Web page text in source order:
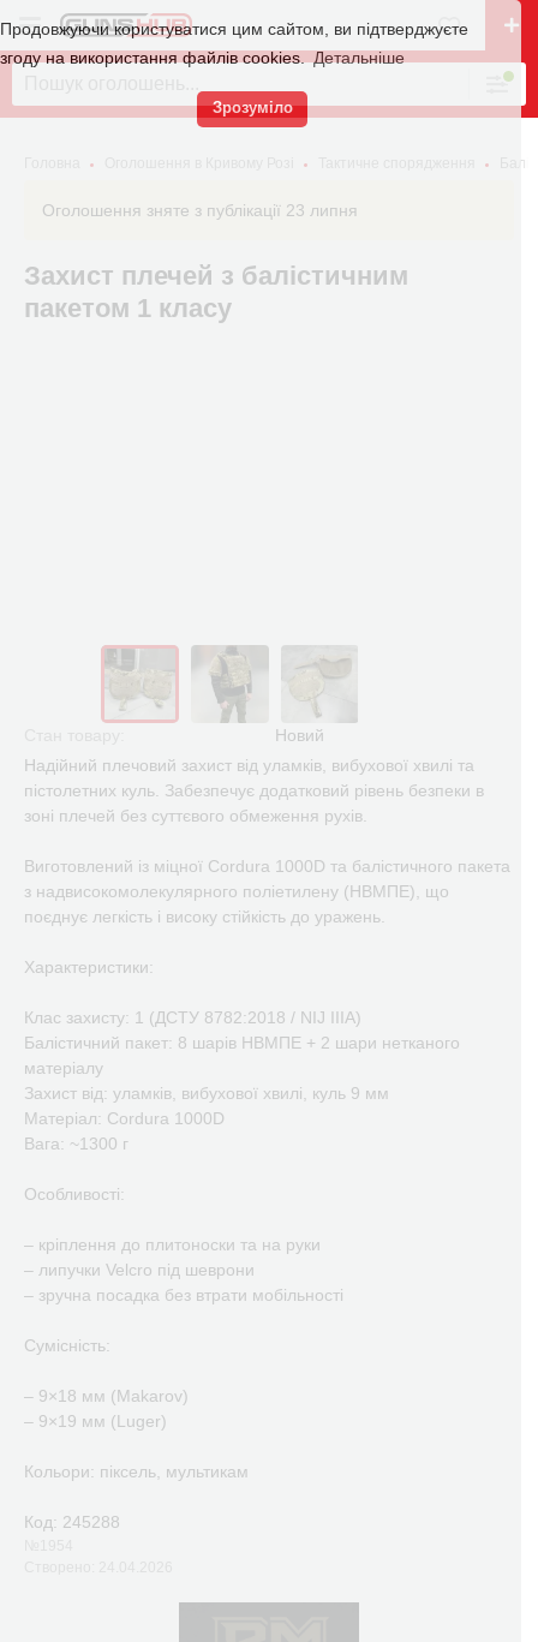
Продовжуючи користуватися цим сайтом, ви підтверджуєте
згоду на використання файлів cookies.
Детальніше
Зрозуміло
Оголошення зняте з публікації 23 липня
Захист плечей з балістичним
пакетом 1 класу
Новий
Надійний плечовий захист від уламків, вибухової хвилі та
пістолетних куль. Забезпечує додатковий рівень безпеки в
зоні плечей без суттєвого обмеження рухів.
Виготовлений із міцної Cordura 1000D та балістичного пакета
з надвисокомолекулярного поліетилену (НВМПЕ), що
поєднує легкість і високу стійкість до уражень.
Характеристики:
Клас захисту: 1 (ДСТУ 8782:2018 / NIJ IIIA)
Балістичний пакет: 8 шарів НВМПЕ + 2 шари нетканого
матеріалу
Захист від: уламків, вибухової хвилі, куль 9 мм
Матеріал: Cordura 1000D
Вага: ~1300 г
Особливості:
– кріплення до плитоноски та на руки
– липучки Velcro під шеврони
– зручна посадка без втрати мобільності
Сумісність:
– 9×18 мм (Makarov)
– 9×19 мм (Luger)
Кольори: піксель, мультикам
Код: 245288